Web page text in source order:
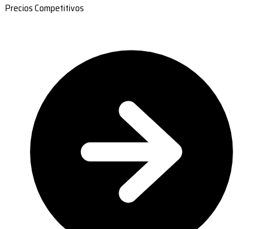
Precios Competitivos